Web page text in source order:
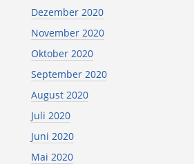
Dezember 2020
November 2020
Oktober 2020
September 2020
August 2020
Juli 2020
Juni 2020
Mai 2020